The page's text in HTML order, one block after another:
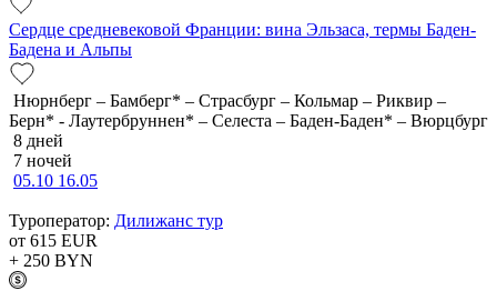
Сердце средневековой Франции: вина Эльзаса, термы Баден-
Бадена и Альпы
Нюрнберг – Бамберг* – Страсбург – Кольмар – Риквир –
Берн* - Лаутербруннен* – Селеста – Баден-Баден* – Вюрцбург
8 дней
7 ночей
05.10 16.05
Туроператор: Дилижанс тур
от 615 EUR
+ 250 BYN